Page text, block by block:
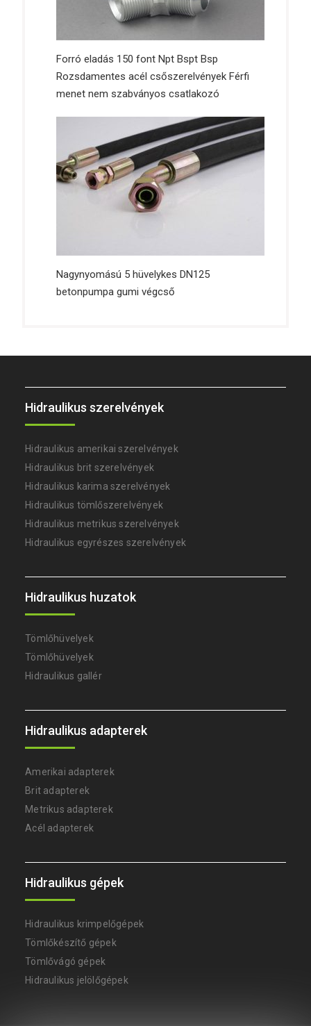
Forró eladás 150 font Npt Bspt Bsp
Rozsdamentes acél csőszerelvények Férfi
menet nem szabványos csatlakozó
Nagynyomású 5 hüvelykes DN125
betonpumpa gumi végcső
Hidraulikus szerelvények
Hidraulikus amerikai szerelvények
Hidraulikus brit szerelvények
Hidraulikus karima szerelvények
Hidraulikus tömlőszerelvények
Hidraulikus metrikus szerelvények
Hidraulikus egyrészes szerelvények
Hidraulikus huzatok
Tömlőhüvelyek
Tömlőhüvelyek
Hidraulikus gallér
Hidraulikus adapterek
Amerikai adapterek
Brit adapterek
Metrikus adapterek
Acél adapterek
Hidraulikus gépek
Hidraulikus krimpelőgépek
Tömlőkészítő gépek
Tömlővágó gépek
Hidraulikus jelölőgépek
ONLINE CHAT